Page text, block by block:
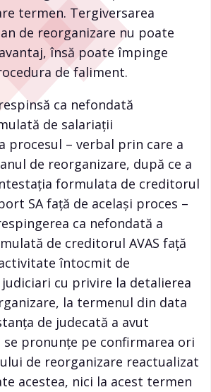
termen. Tergiversarea
de reorganizare nu poate
însă poate împinge
de faliment.
ca nefondată
de salariaţii
procesul – verbal prin care a
de reorganizare, după ce a
formulata de creditorul
SA faţă de acelaşi proces –
ca nefondată a
de creditorul AVAS faţă
întocmit de
cu privire la detalierea
la termenul din data
de judecată a avut
pronunţe pe confirmarea ori
de reorganizare reactualizat
acestea, nici la acest termen